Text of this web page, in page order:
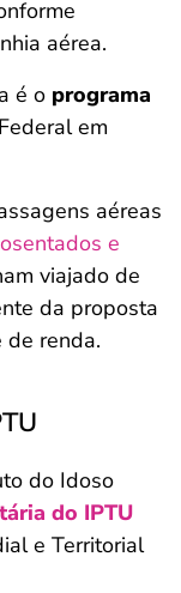
aérea.
é o programa
em
aéreas
e
viajado de
da proposta
de renda.
do Idoso
do IPTU
e Territorial